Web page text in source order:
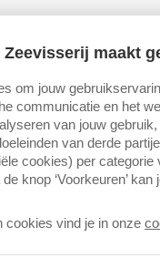
plaats voor zeven
Waarin
en
portretten tonen de
maakt
om jouw
communicatie en het
van jouw
van derde
cookies) per
knop ‘Voorkeuren’ kan
cookies vind je in onze